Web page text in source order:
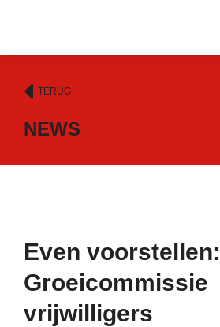
TERUG
NEWS
Even voorstellen:
Groeicommissie
vrijwilligers